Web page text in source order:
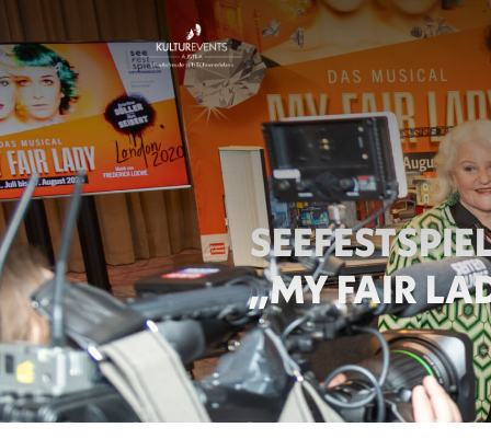
„MY FAIR